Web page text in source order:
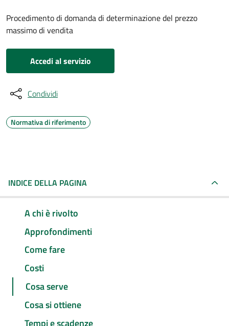
Procedimento di domanda di determinazione del prezzo
massimo di vendita
Accedi al servizio
Condividi
Normativa di riferimento
INDICE DELLA PAGINA
A chi è rivolto
Approfondimenti
Come fare
Costi
Cosa serve
Cosa si ottiene
Tempi e scadenze